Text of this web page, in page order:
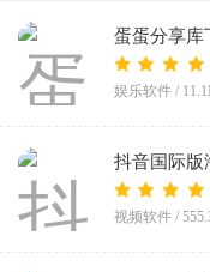
蛋蛋分享库
娱乐软件 /
抖音国际版
视频软件 /